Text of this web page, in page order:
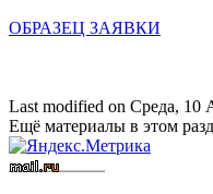
ОБРАЗЕЦ ЗАЯВКИ
Last modified on Среда, 10
Ещё материалы в этом